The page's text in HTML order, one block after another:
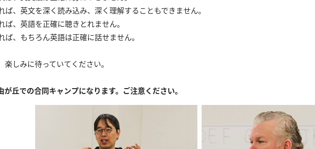
ば、英文を深く読み込み、深く理解することもできません。
ば、英語を正確に聴きとれません。
ば、もちろん英語は正確に話せません。
しみに待っていてください。
丘での合同キャンプになります。ご注意ください。